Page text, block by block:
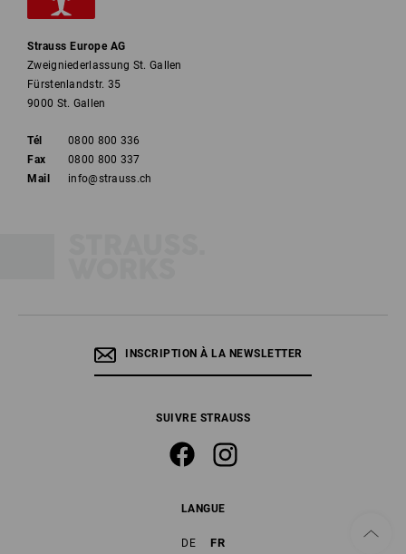
Strauss Europe AG
Zweigniederlassung St. Gallen
Fürstenlandstr. 35
9000 St. Gallen
Tél
0800 800 336
Fax
0800 800 337
Mail
info@strauss.ch
INSCRIPTION À LA NEWSLETTER
SUIVRE STRAUSS
LANGUE
DE FR